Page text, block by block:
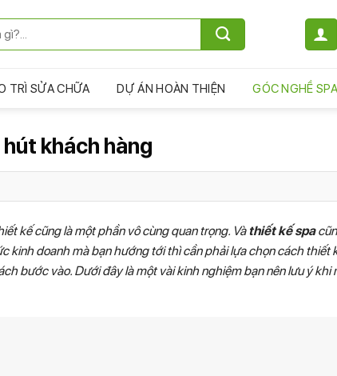
TRÌ SỬA CHỮA DỰ ÁN HOÀN THIỆN GÓC NGHỀ SPA
khách hàng
kế cũng là một phần vô cùng quan trọng. Vàthiết kế spa
kinh doanh mà bạn hướng tới thì cần phải lựa chọn cách thiết
bước vào. Dưới đây là một vài kinh nghiệm bạn nên lưu ý khi